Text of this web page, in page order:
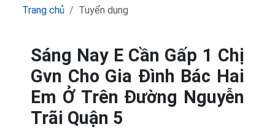
Trang chủ Tuyển dụng
Sáng Nay E Cần Gấp 1 Chị
Gvn Cho Gia Đình Bác Hai
Em Ở Trên Đường Nguyễn
Trãi Quận 5